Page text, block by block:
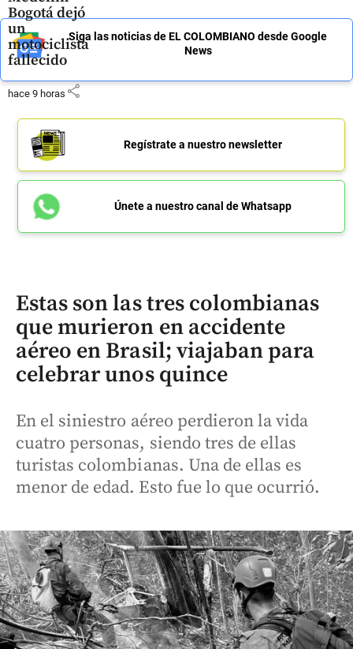
Bogotá dejó
un
motociclista
fallecido
hace 9 horas share
Siga las noticias de EL COLOMBIANO desde Google
News
Regístrate a nuestro newsletter
Únete a nuestro canal de Whatsapp
Estas son las tres colombianas
que murieron en accidente
aéreo en Brasil; viajaban para
celebrar unos quince
En el siniestro aéreo perdieron la vida
cuatro personas, siendo tres de ellas
turistas colombianas. Una de ellas es
menor de edad. Esto fue lo que ocurrió.